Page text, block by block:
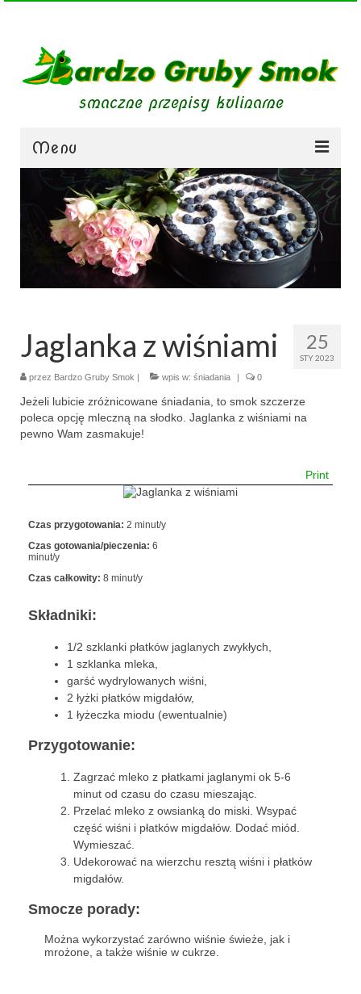
smaczne przepisy kulinarne
Menu
zupy
obiady
dania mięsne
dania bezmięsne
jednogarnkowe
sałatki
torty
ciasta
ciasteczka
bez pieczenia
pizze
śniadania
przekąski
zapiekanki
chleby
sosy i pasty
napoje
specjalne okazje
25
STY 2023
Jaglanka z wiśniami
przez Bardzo Gruby Smok wpis w: śniadania 0
Jeżeli lubicie zróżnicowane śniadania, to smok szczerze
poleca opcję mleczną na słodko. Jaglanka z wiśniami na
pewno Wam zasmakuje!
Print
Czas przygotowania: 2 minut/y
Czas gotowania/pieczenia: 6
minut/y
Czas całkowity: 8 minut/y
Składniki:
1/2 szklanki płatków jaglanych zwykłych,
1 szklanka mleka,
garść wydrylowanych wiśni,
2 łyżki płatków migdałów,
1 łyżeczka miodu (ewentualnie)
Przygotowanie:
Zagrzać mleko z płatkami jaglanymi ok 5-6
minut od czasu do czasu mieszając.
Przelać mleko z owsianką do miski. Wsypać
część wiśni i płatków migdałów. Dodać miód.
Wymieszać.
Udekorować na wierzchu resztą wiśni i płatków
migdałów.
Smocze porady:
Można wykorzystać zarówno wiśnie świeże, jak i
mrożone, a także wiśnie w cukrze.